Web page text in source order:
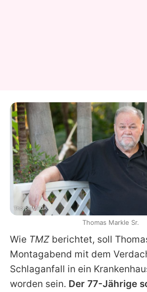
Wie TMZ berichtet, soll
Montagabend mit dem
Schlaganfall in ein
worden sein. Der 77-Jährige
Thorpe/MEGA
Thomas Markle Sr.